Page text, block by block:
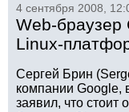
4 сентября 2008,
Web-браузер
Linux-
Сергей Брин
компании Google,
заявил, что стоит